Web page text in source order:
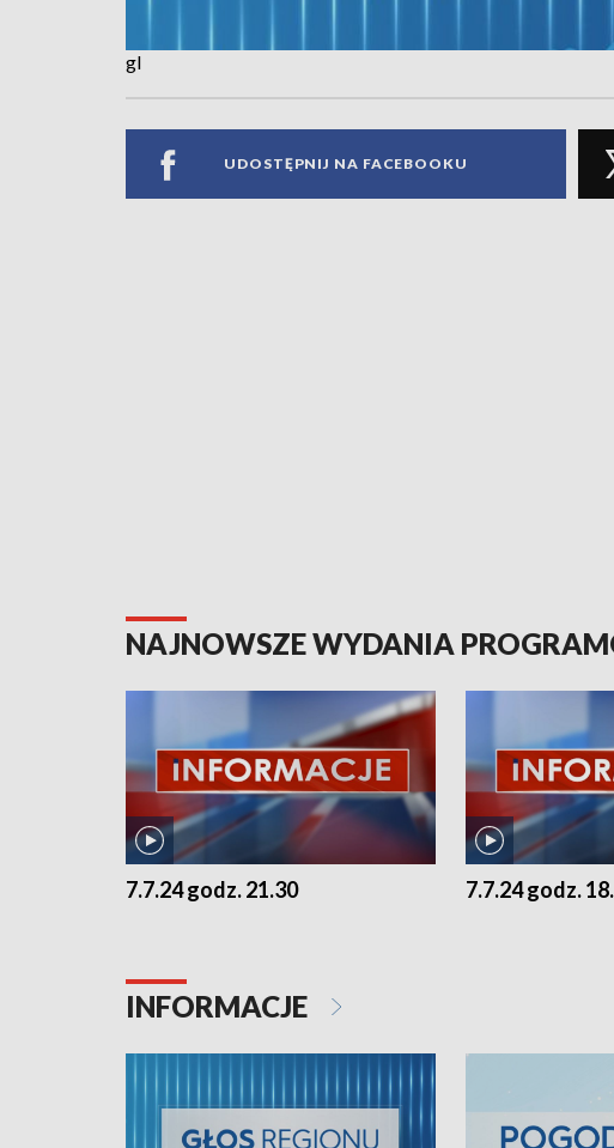
gl
UDOSTĘPNIJ NA FACEBOOKU
NAJNOWSZE WYDANIA
7.7.24 godz. 21.30 7.7.24 godz.
INFORMACJE